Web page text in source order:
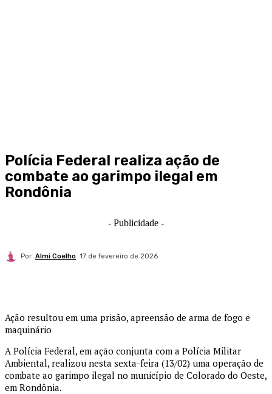
Polícia Federal realiza ação de
combate ao garimpo ilegal em
Rondônia
- Publicidade -
Por Almi Coelho 17 de fevereiro de 2026
Ação resultou em uma prisão, apreensão de arma de fogo e
maquinário
A Polícia Federal, em ação conjunta com a Polícia Militar
Ambiental, realizou nesta sexta-feira (13/02) uma operação de
combate ao garimpo ilegal no município de Colorado do Oeste,
em Rondônia.